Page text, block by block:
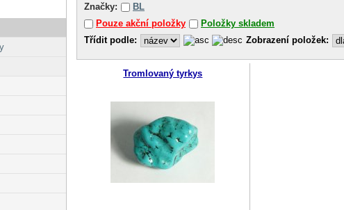
Značky:
BL
Pouze akční položky
Položky skladem
Třídit podle:
Zobrazení položek:
Tromlovaný tyrkys